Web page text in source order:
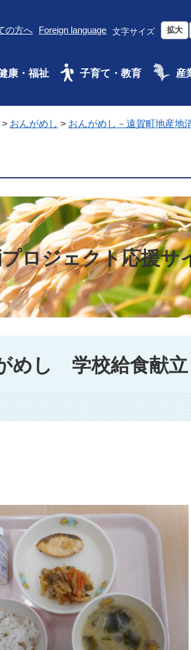
の方へ Foreign language 文字サイズ 拡大
康・福祉 子育て・教育 産
> おんがめし > おんがめし－遠賀町地産地
ロジェクト応援サ
めし 学校給食献